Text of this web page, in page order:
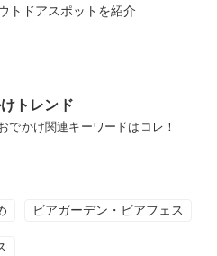
トドアスポットを紹介
トレンド
でかけ関連キーワードはコレ！
ビアガーデン・ビアフェス